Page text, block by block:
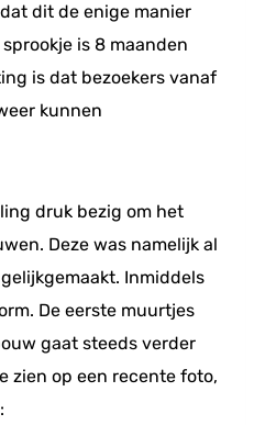
dit de enige manier
is 8 maanden
is dat bezoekers vanaf
kunnen
druk bezig om het
Deze was namelijk al
Inmiddels
De eerste muurtjes
gaat steeds verder
zien op een recente foto,
: